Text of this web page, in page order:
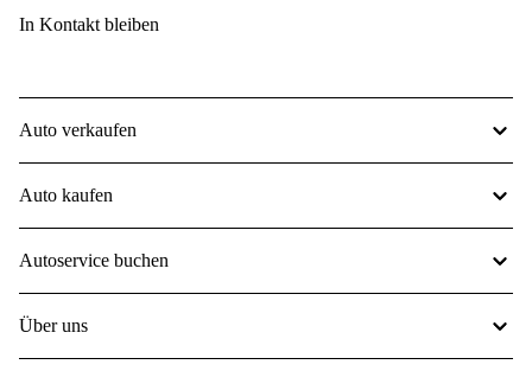
In Kontakt bleiben
Auto verkaufen
Auto kaufen
Autoservice buchen
Über uns